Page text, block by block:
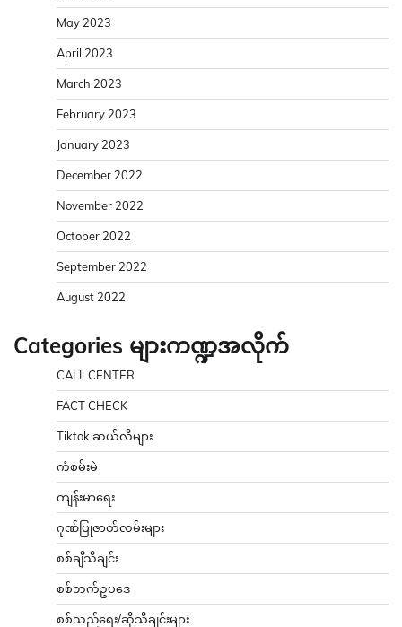
May 2023
April 2023
March 2023
February 2023
January 2023
December 2022
November 2022
October 2022
September 2022
August 2022
Categories များကဏ္ဍအလိုက်
CALL CENTER
FACT CHECK
Tiktok ဆယ်လီများ
ကံစမ်းမဲ
ကျန်းမာရေး
ဂုဏ်ပြုဇာတ်လမ်းများ
စစ်ချီသီချင်း
စစ်ဘက်ဥပဒေ
စစ်သည်ရေး/ဆိုသီချင်းများ